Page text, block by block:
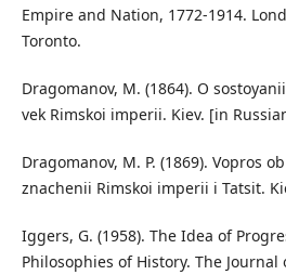
Empire and Nation, 1772-1914.
Toronto.
Dragomanov, M. (1864). O
vek Rimskoi imperii. Kiev. [in
Dragomanov, M. P. (1869). Vopros
znachenii Rimskoi imperii i Tatsit.
Iggers, G. (1958). The Idea of
Philosophies of History. The